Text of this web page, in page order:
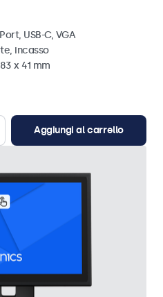
USB-C, VGA
incasso
x 41 mm
Aggiungi al carrello